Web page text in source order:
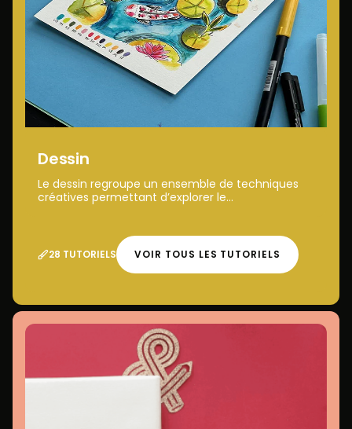
Dessin
Le dessin regroupe un ensemble de techniques
créatives permettant d’explorer le...
28 TUTORIELS VOIR TOUS LES TUTORIELS